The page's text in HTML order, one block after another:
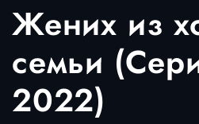
Жених из
семьи
2022)